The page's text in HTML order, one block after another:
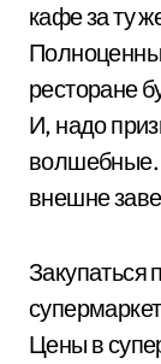
кафе за ту
ресторане
И, надо
волшебные.
внешне
Закупаться
Цены в